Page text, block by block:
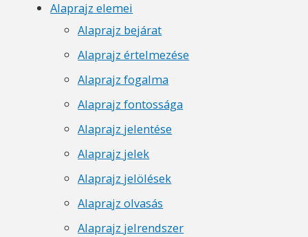
Alaprajz elemei
Alaprajz bejárat
Alaprajz értelmezése
Alaprajz fogalma
Alaprajz fontossága
Alaprajz jelentése
Alaprajz jelek
Alaprajz jelölések
Alaprajz olvasás
Alaprajz jelrendszer